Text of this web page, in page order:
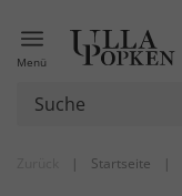
Menü
| Startseite |